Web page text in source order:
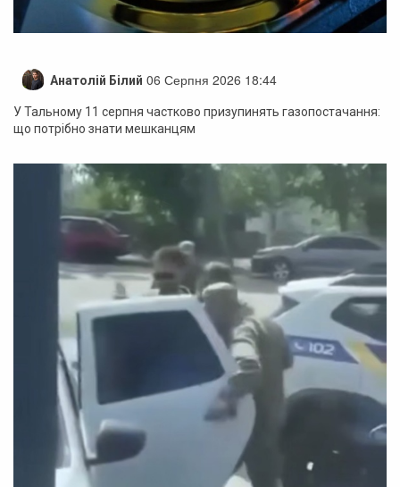
Анатолій Білий 06 Серпня 2026 18:44
У Тальному 11 серпня частково призупинять газопостачання:
що потрібно знати мешканцям